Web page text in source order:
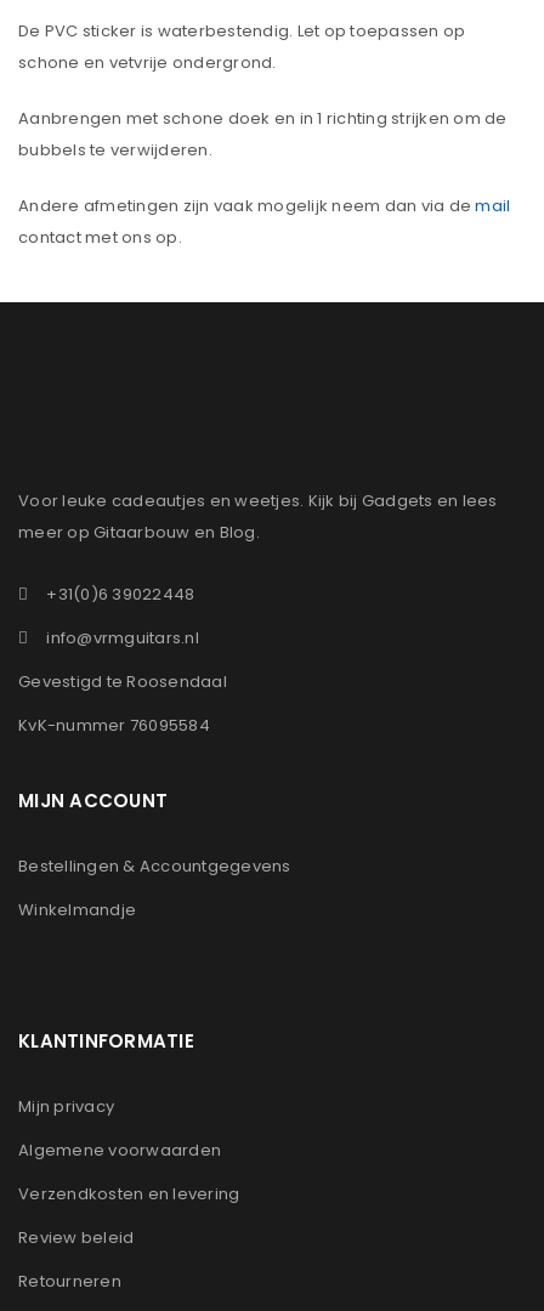
De PVC sticker is waterbestendig. Let op toepassen op
schone en vetvrije ondergrond.
Aanbrengen met schone doek en in 1 richting strijken om de
bubbels te verwijderen.
Andere afmetingen zijn vaak mogelijk neem dan via demail
contact met ons op.
Voor leuke cadeautjes en weetjes. Kijk bij Gadgets en lees
meer op Gitaarbouw en Blog.
+31(0)6 39022448
info@vrmguitars.nl
Gevestigd te Roosendaal
KvK-nummer 76095584
MIJN ACCOUNT
Bestellingen & Accountgegevens
Winkelmandje
KLANTINFORMATIE
Mijn privacy
Algemene voorwaarden
Verzendkosten en levering
Review beleid
Retourneren